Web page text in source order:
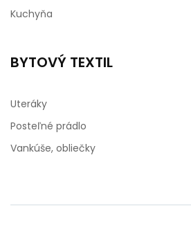
Kuchyňa
BYTOVÝ TEXTIL
Uteráky
Posteľné prádlo
Vankúše, obliečky